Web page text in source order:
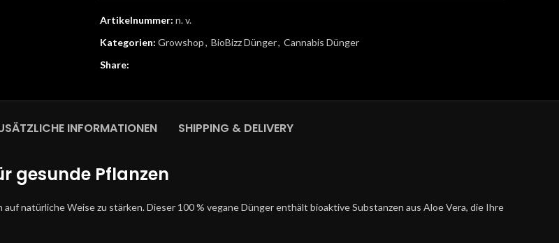
Artikelnummer: n. v.
Kategorien: Growshop, BioBizz Dünger, Cannabis Dünger
Share:
INFORMATIONEN SHIPPING & DELIVERY
gesunde Pflanzen
natürliche Weise zu stärken. Dieser 100 % vegane Dünger enthält bioaktive Substanzen aus Aloe Vera, die Ihre